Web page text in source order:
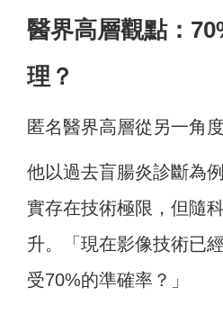
醫界高層觀點：
理？
匿名醫界高層從另一角
他以過去盲腸炎診斷為
實存在技術極限，但隨
升。「現在影像技術已
受70%的準確率？」